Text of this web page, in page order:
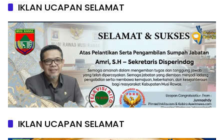
IKLAN UCAPAN SELAMAT
IKLAN UCAPAN SELAMAT